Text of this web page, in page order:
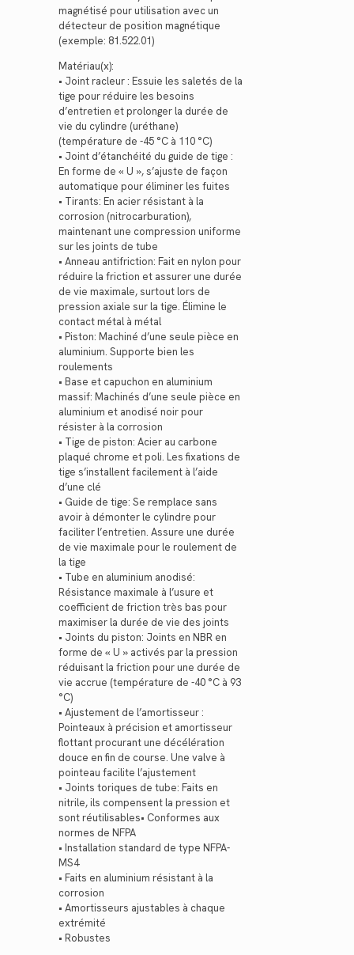
magnétisé pour utilisation avec un
détecteur de position magnétique
(exemple: 81.522.01)
Matériau(x):
• Joint racleur : Essuie les saletés de la
tige pour réduire les besoins
d’entretien et prolonger la durée de
vie du cylindre (uréthane)
(température de -45 °C à 110 °C)
• Joint d’étanchéité du guide de tige :
En forme de « U », s’ajuste de façon
automatique pour éliminer les fuites
• Tirants: En acier résistant à la
corrosion (nitrocarburation),
maintenant une compression uniforme
sur les joints de tube
• Anneau antifriction: Fait en nylon pour
réduire la friction et assurer une durée
de vie maximale, surtout lors de
pression axiale sur la tige. Élimine le
contact métal à métal
• Piston: Machiné d’une seule pièce en
aluminium. Supporte bien les
roulements
• Base et capuchon en aluminium
massif: Machinés d’une seule pièce en
aluminium et anodisé noir pour
résister à la corrosion
• Tige de piston: Acier au carbone
plaqué chrome et poli. Les fixations de
tige s’installent facilement à l’aide
d’une clé
• Guide de tige: Se remplace sans
avoir à démonter le cylindre pour
faciliter l’entretien. Assure une durée
de vie maximale pour le roulement de
la tige
• Tube en aluminium anodisé:
Résistance maximale à l’usure et
coefficient de friction très bas pour
maximiser la durée de vie des joints
• Joints du piston: Joints en NBR en
forme de « U » activés par la pression
réduisant la friction pour une durée de
vie accrue (température de -40 °C à 93
°C)
• Ajustement de l’amortisseur :
Pointeaux à précision et amortisseur
flottant procurant une décélération
douce en fin de course. Une valve à
pointeau facilite l’ajustement
• Joints toriques de tube: Faits en
nitrile, ils compensent la pression et
sont réutilisables• Conformes aux
normes de NFPA
• Installation standard de type NFPA-
MS4
• Faits en aluminium résistant à la
corrosion
• Amortisseurs ajustables à chaque
extrémité
• Robustes